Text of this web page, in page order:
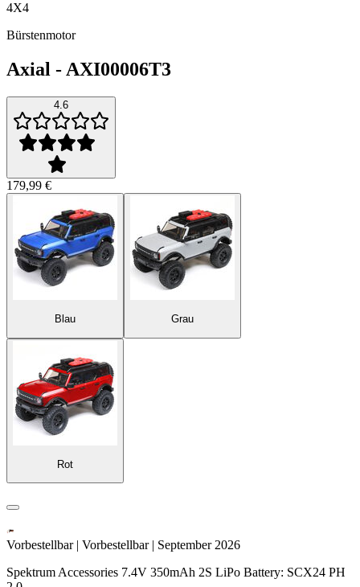
4X4
Bürstenmotor
Axial - AXI00006T3
4.6
179,99 €
Blau Grau
Rot
Vorbestellbar | Vorbestellbar | September 2026
Spektrum Accessories 7.4V 350mAh 2S LiPo Battery: SCX24 PH